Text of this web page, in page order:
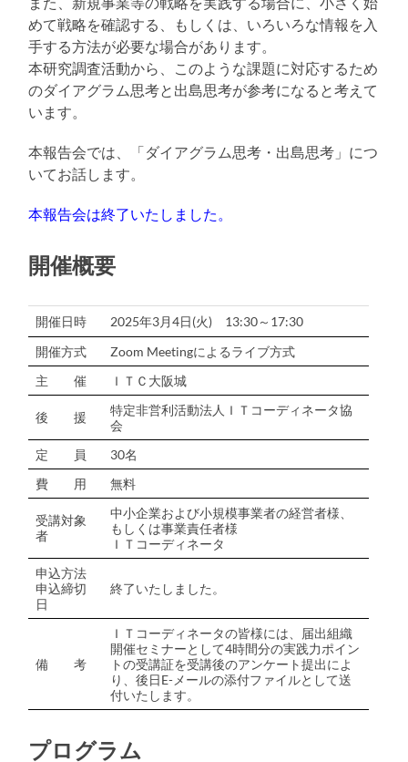
めて戦略を確認する、もしくは、いろいろな情報を入
手する方法が必要な場合があります。
本研究調査活動から、このような課題に対応するため
のダイアグラム思考と出島思考が参考になると考えて
います。
本報告会では、「ダイアグラム思考・出島思考」につ
いてお話します。
本報告会は終了いたしました。
開催概要
開催日時
2025年3月4日(火) 13:30～17:30
開催方式
Zoom Meetingによるライブ方式
主 催
ＩＴＣ大阪城
後 援
特定非営利活動法人ＩＴコーディネータ協
会
定 員
30名
費 用
無料
受講対象
者
中小企業および小規模事業者の経営者様、
もしくは事業責任者様
ＩＴコーディネータ
申込方法
申込締切
日
終了いたしました。
備 考
ＩＴコーディネータの皆様には、届出組織
開催セミナーとして4時間分の実践力ポイン
トの受講証を受講後のアンケート提出によ
り、後日E-メールの添付ファイルとして送
付いたします。
プログラム